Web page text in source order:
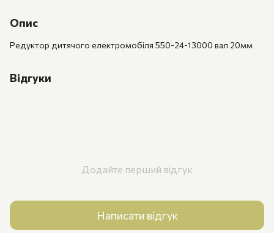
Опис
Редуктор дитячого електромобіля 550-24-13000 вал 20мм
Відгуки
Додайте перший відгук
Написати відгук